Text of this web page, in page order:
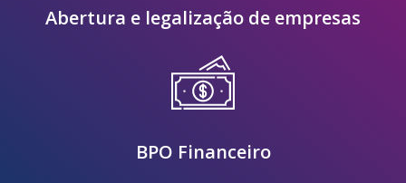
Abertura e legalização de empresas
BPO Financeiro